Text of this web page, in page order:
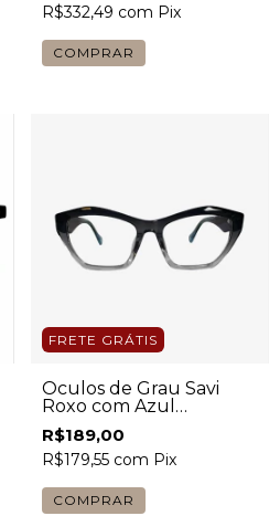
R$332,49 com Pix
FRETE GRÁTIS
Óculos de Grau Savi
Roxo com Azul
Feminino
R$189,00
R$179,55 com Pix